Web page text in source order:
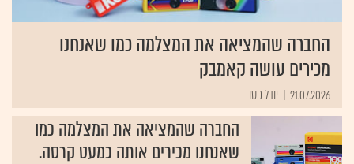
החברה שהמציאה את המצלמה כמו שאנחנו
מכירים עושה קאמבק
21.07.2026 יובל פסו
החברה שהמציאה את המצלמה כמו
שאנחנו מכירים אותה כמעט קרסה.